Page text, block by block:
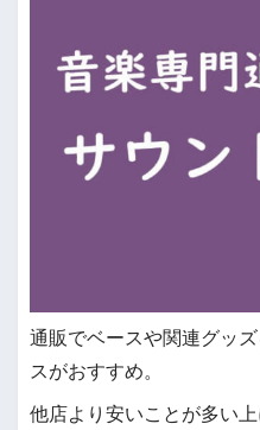
通販でベースや関連グッ
スがおすすめ。
他店より安いことが多い